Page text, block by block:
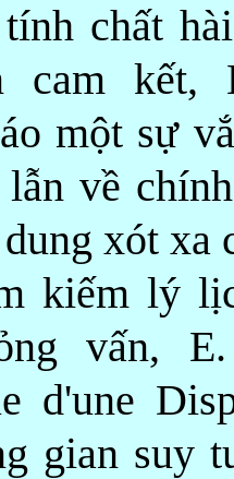
chất hài
cam kết,
một sự
về
xót xa
kiếm lý
vấn,
d'une
gian suy